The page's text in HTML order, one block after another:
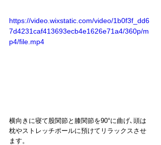
https://video.wixstatic.com/video/1b0f3f_dd6
7d4231caf413693ecb4e1626e71a4/360p/m
p4/file.mp4
横向きに寝て股関節と膝関節を90°に曲げ､頭は
枕やストレッチポールに預けてリラックスさせ
ます。